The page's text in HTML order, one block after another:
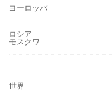
ヨーロッパ
ロシア
モスクワ
世界